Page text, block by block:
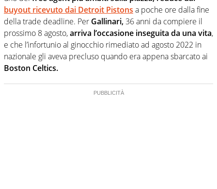
buyout ricevuto dai Detroit Pistons a poche ore dalla fine
della trade deadline. Per Gallinari,36 anni da compiere il
prossimo 8 agosto,arriva l’occasione inseguita da una vita,
e che l’infortunio al ginocchio rimediato ad agosto 2022 in
nazionale gli aveva precluso quando era appena sbarcato ai
Boston Celtics.